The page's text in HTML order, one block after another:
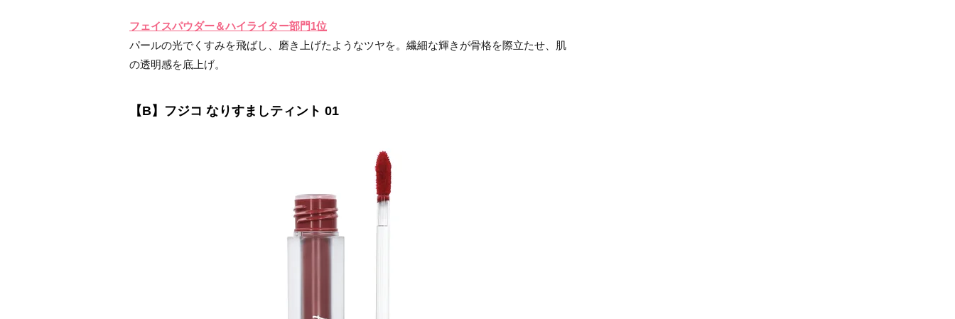
フェイスパウダー＆ハイライター部門1位
パールの光でくすみを飛ばし、磨き上げたようなツヤを。繊細な輝きが骨格を際立たせ、肌
の透明感を底上げ。
【B】フジコ なりすましティント 01